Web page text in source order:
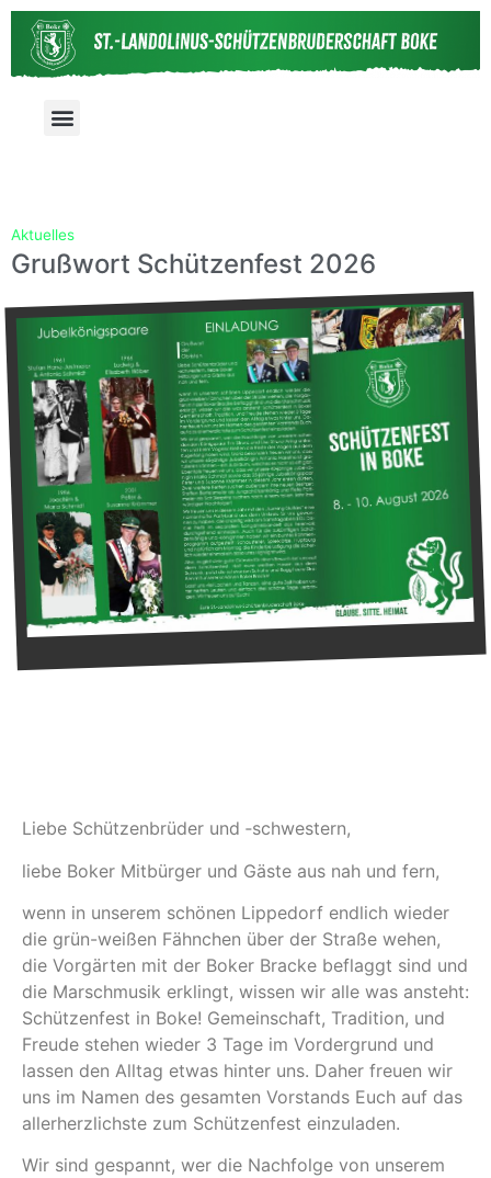
Aktuelles
Grußwort Schützenfest 2026
Liebe Schützenbrüder und ‑schwestern,
liebe Boker Mitbürger und Gäste aus nah und fern,
wenn in unserem schönen Lippedorf endlich wieder
die grün-weißen Fähnchen über der Straße wehen,
die Vorgärten mit der Boker Bracke beflaggt sind und
die Marschmusik erklingt, wissen wir alle was ansteht:
Schützenfest in Boke! Gemeinschaft, Tradition, und
Freude stehen wieder 3 Tage im Vordergrund und
lassen den Alltag etwas hinter uns. Daher freuen wir
uns im Namen des gesamten Vorstands Euch auf das
allerherzlichste zum Schützenfest einzuladen.
Wir sind gespannt, wer die Nachfolge von unserem